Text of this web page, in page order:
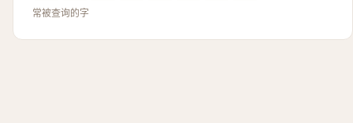
常被查询的字